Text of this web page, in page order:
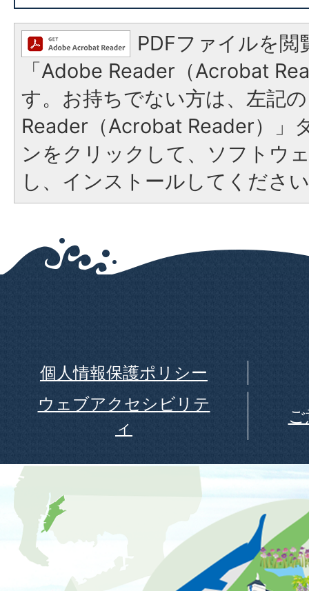
PDFファイルを閲
「Adobe Reader（Acrobat
す。お持ちでない方は、左記
Reader（Acrobat Reader）」
ンをクリックして、ソフトウ
し、インストールしてくださ
個人情報保護ポリシー
ウェブアクセシビリテ
ィ